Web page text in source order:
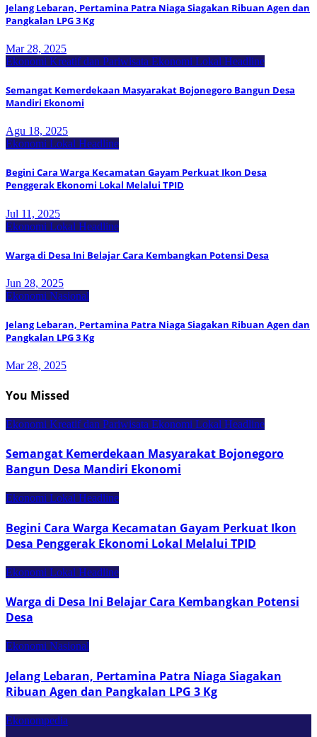
Jelang Lebaran, Pertamina Patra Niaga Siagakan Ribuan Agen dan
Pangkalan LPG 3 Kg
Mar 28, 2025
Ekonomi Kreatif dan Pariwisata Ekonomi Lokal Headline
Semangat Kemerdekaan Masyarakat Bojonegoro Bangun Desa
Mandiri Ekonomi
Agu 18, 2025
Ekonomi Lokal Headline
Begini Cara Warga Kecamatan Gayam Perkuat Ikon Desa
Penggerak Ekonomi Lokal Melalui TPID
Jul 11, 2025
Ekonomi Lokal Headline
Warga di Desa Ini Belajar Cara Kembangkan Potensi Desa
Jun 28, 2025
Ekonomi Nasional
Jelang Lebaran, Pertamina Patra Niaga Siagakan Ribuan Agen dan
Pangkalan LPG 3 Kg
Mar 28, 2025
You Missed
Ekonomi Kreatif dan Pariwisata Ekonomi Lokal Headline
Semangat Kemerdekaan Masyarakat Bojonegoro
Bangun Desa Mandiri Ekonomi
Ekonomi Lokal Headline
Begini Cara Warga Kecamatan Gayam Perkuat Ikon
Desa Penggerak Ekonomi Lokal Melalui TPID
Ekonomi Lokal Headline
Warga di Desa Ini Belajar Cara Kembangkan Potensi
Desa
Ekonomi Nasional
Jelang Lebaran, Pertamina Patra Niaga Siagakan
Ribuan Agen dan Pangkalan LPG 3 Kg
Ekonompedia